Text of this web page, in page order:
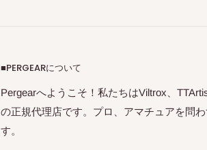
■PERGEARについて
Pergearへようこそ！私たちはViltrox、
の正規代理店です。プロ、アマチュアを問
す。